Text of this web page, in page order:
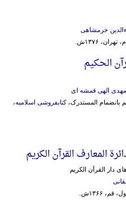
خرمشاهی
۱۳۷۶ش.
الحکیم
مهدی الهی قمشه ای
بانضمام المستدرک،کتابفروشی اسلامیه،
المعارف القرآن الکریم
دار القرآن الکریم
قم، ۱۳۶۶ش.